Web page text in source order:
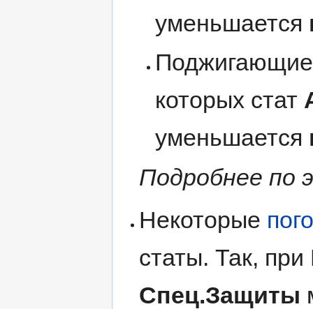
уменьшается
Поджигающие
которых стат
уменьшается
Подробнее по
Некоторые
статы. Так,
Спец.Защиты